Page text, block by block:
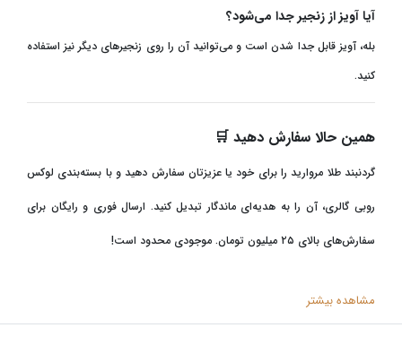
آیا آویز از زنجیر جدا می‌شود؟
بله، آویز قابل جدا شدن است و می‌توانید آن را روی زنجیرهای دیگر نیز استفاده
کنید.
همین حالا سفارش دهید 🛒
گردنبند طلا مروارید را برای خود یا عزیزتان سفارش دهید و با بسته‌بندی لوکس
روبی گالری، آن را به هدیه‌ای ماندگار تبدیل کنید. ارسال فوری و رایگان برای
سفارش‌های بالای ۲۵ میلیون تومان. موجودی محدود است
!
مشاهده بیشتر